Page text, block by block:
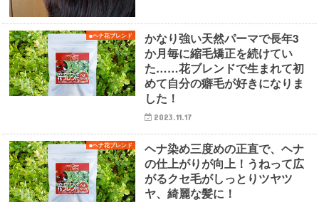
■ヘナ花ブレンド
かなり強い天然パーマで長年3
か月毎に縮毛矯正を続けてい
た……花ブレンドで生まれて初
めて自分の癖毛が好きになりま
した！
2023.11.17
■ヘナ花ブレンド
ヘナ染め三度めの正直で、ヘナ
の仕上がりが向上！うねって広
がるクセ毛がしっとりツヤツ
ヤ、綺麗な髪に！